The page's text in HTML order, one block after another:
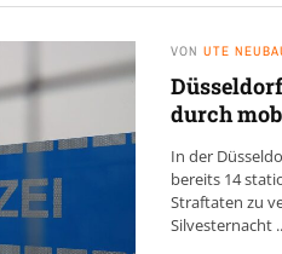
VON UTE
durch
In der
bereits 14
Straftaten zu
Silvesternacht